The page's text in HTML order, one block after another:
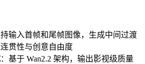
持输入首帧和尾帧图像，生成中间过渡
贯性与创意自由度
：基于 Wan2.2 架构，输出影视级质量